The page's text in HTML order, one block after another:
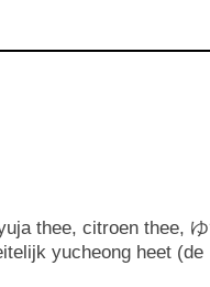
thee, citroen thee,
yucheong heet